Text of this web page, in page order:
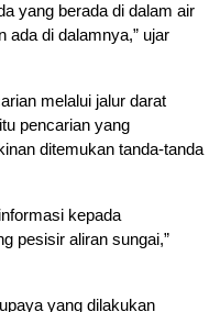
yang berada di dalam air
ada di dalamnya,” ujar
melalui jalur darat
pencarian yang
ditemukan tanda-tanda
kepada
pesisir aliran sungai,”
yang dilakukan